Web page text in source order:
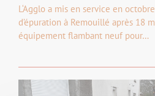
L‘Agglo a mis en service en
d’épuration à Remouillé après 18
équipement flambant neuf pour…